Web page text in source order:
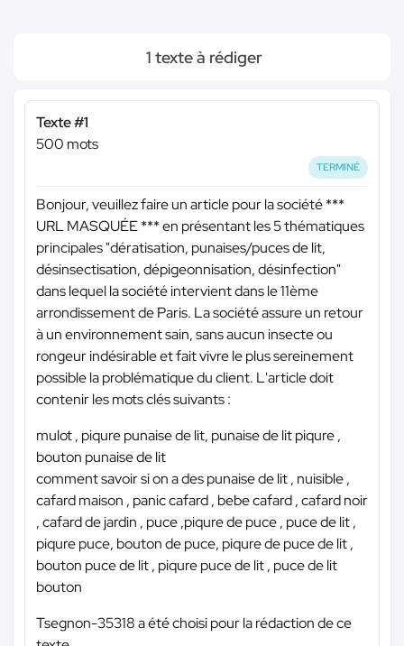
1 texte à rédiger
Texte #1
500 mots
TERMINÉ
Bonjour, veuillez faire un article pour la société***
URL MASQUÉE ***en présentant les 5 thématiques
principales "dératisation, punaises/puces de lit,
désinsectisation, dépigeonnisation, désinfection"
dans lequel la société intervient dans le 11ème
arrondissement de Paris. La société assure un retour
à un environnement sain, sans aucun insecte ou
rongeur indésirable et fait vivre le plus sereinement
possible la problématique du client. L'article doit
contenir les mots clés suivants :
mulot , piqure punaise de lit, punaise de lit piqure ,
bouton punaise de lit
comment savoir si on a des punaise de lit , nuisible ,
cafard maison , panic cafard , bebe cafard , cafard noir
, cafard de jardin , puce ,piqure de puce , puce de lit ,
piqure puce, bouton de puce, piqure de puce de lit ,
bouton puce de lit , piqure puce de lit , puce de lit
bouton
Tsegnon-35318 a été choisi pour la rédaction de ce